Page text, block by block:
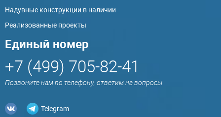
Надувные конструкции в наличии
Реализованные проекты
Единый номер
+7 (499) 705-82-41
Позвоните нам по телефону, ответим на вопросы
Telegram